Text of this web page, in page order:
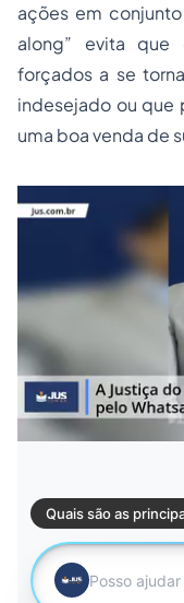
ações em
along” evita que
forçados a se
indesejado ou que
uma boa venda de